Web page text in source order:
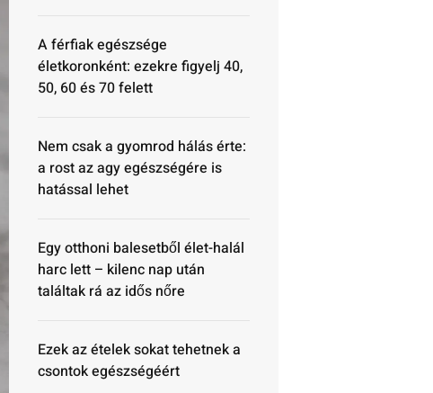
A férfiak egészsége
életkoronként: ezekre figyelj 40,
50, 60 és 70 felett
Nem csak a gyomrod hálás érte:
a rost az agy egészségére is
hatással lehet
Egy otthoni balesetből élet-halál
harc lett – kilenc nap után
találtak rá az idős nőre
Ezek az ételek sokat tehetnek a
csontok egészségéért